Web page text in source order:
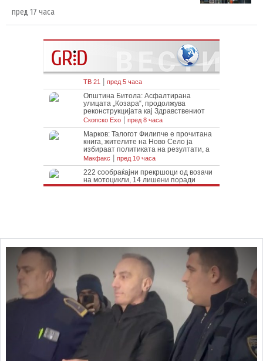
пред 17 часа